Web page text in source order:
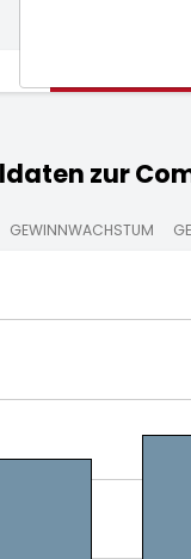
zur
GEWINNWACHSTUM